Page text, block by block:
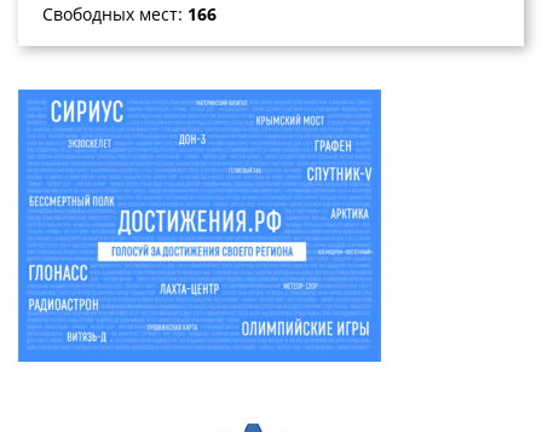
Свободных мест: 166